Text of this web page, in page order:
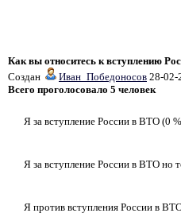
Как вы относитесь к вступлению
Создан
Иван_Победоносов 28-02-
Всего проголосовало 5 человек
Я за вступление России в ВТО (0
Я за вступление России в ВТО но
Я против вступления России в